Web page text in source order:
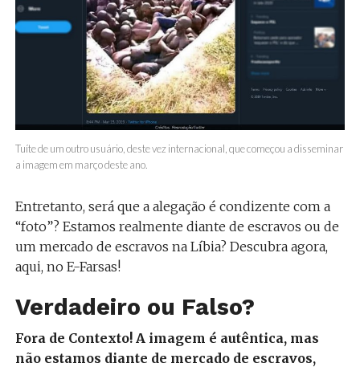
Tuíte de um outro usuário, deste vez internacional, que começou a disseminar
a imagem em março deste ano.
Entretanto, será que a alegação é condizente com a
“foto”? Estamos realmente diante de escravos ou de
um mercado de escravos na Líbia? Descubra agora,
aqui, no E-Farsas!
Verdadeiro ou Falso?
Fora de Contexto! A imagem é autêntica, mas
não estamos diante de mercado de escravos,